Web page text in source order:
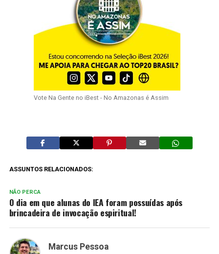
Vote Na Gente no iBest - No Amazonas é Assim
ASSUNTOS RELACIONADOS:
NÃO PERCA
O dia em que alunas do IEA foram possuídas após
brincadeira de invocação espiritual!
Marcus Pessoa